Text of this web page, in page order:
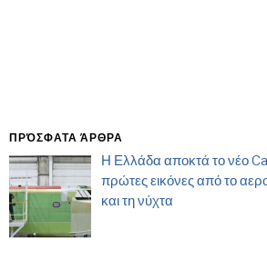
ΠΡΌΣΦΑΤΑ ΆΡΘΡΑ
Η Ελλάδα αποκτά το νέο
πρώτες εικόνες από το
και τη νύχτα